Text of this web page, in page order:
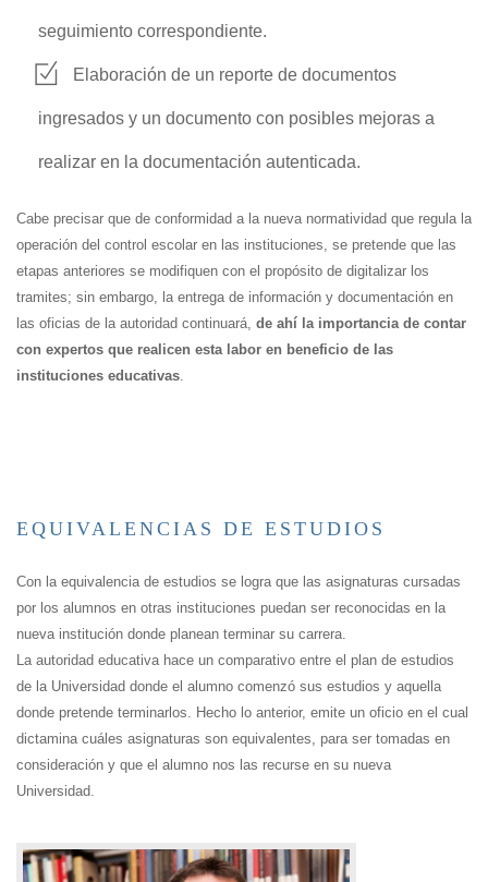
seguimiento correspondiente.
Elaboración de un reporte de documentos
ingresados y un documento con posibles mejoras a
realizar en la documentación autenticada.
Cabe precisar que de conformidad a la nueva normatividad que regula la
operación del control escolar en las instituciones, se pretende que las
etapas anteriores se modifiquen con el propósito de digitalizar los
tramites; sin embargo, la entrega de información y documentación en
las oficias de la autoridad continuará, de ahí la importancia de contar
con expertos que realicen esta labor en beneficio de las
instituciones educativas.
EQUIVALENCIAS DE ESTUDIOS
Con la equivalencia de estudios se logra que las asignaturas cursadas
por los alumnos en otras instituciones puedan ser reconocidas en la
nueva institución donde planean terminar su carrera.
La autoridad educativa hace un comparativo entre el plan de estudios
de la Universidad donde el alumno comenzó sus estudios y aquella
donde pretende terminarlos. Hecho lo anterior, emite un oficio en el cual
dictamina cuáles asignaturas son equivalentes, para ser tomadas en
consideración y que el alumno nos las recurse en su nueva
Universidad.